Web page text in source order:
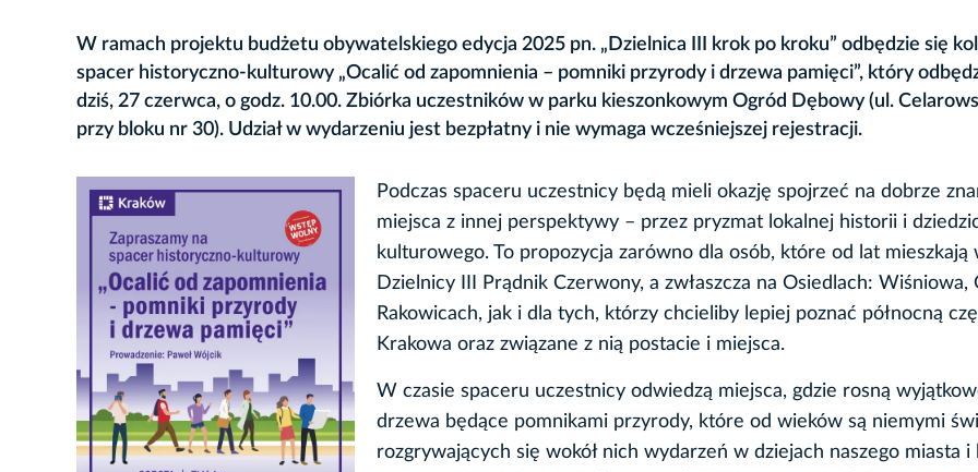
W ramach projektu budżetu obywatelskiego edycja 2025 pn. „Dzielnica III krok po kroku” odbędzie się
spacer historyczno-kulturowy „Ocalić od zapomnienia – pomniki przyrody i drzewa pamięci”, który
dziś, 27 czerwca, o godz. 10.00. Zbiórka uczestników w parku kieszonkowym Ogród Dębowy (ul.
przy bloku nr 30). Udział w wydarzeniu jest bezpłatny i nie wymaga wcześniejszej rejestracji.
Podczas spaceru uczestnicy będą mieli okazję spojrzeć na dobrze
miejsca z innej perspektywy – przez pryzmat lokalnej historii i
kulturowego. To propozycja zarówno dla osób, które od lat mieszkają
Dzielnicy III Prądnik Czerwony, a zwłaszcza na Osiedlach: Wiśniowa,
Rakowicach, jak i dla tych, którzy chcieliby lepiej poznać północną
Krakowa oraz związane z nią postacie i miejsca.
W czasie spaceru uczestnicy odwiedzą miejsca, gdzie rosną
drzewa będące pomnikami przyrody, które od wieków są niemymi
rozgrywających się wokół nich wydarzeń w dziejach naszego miasta i